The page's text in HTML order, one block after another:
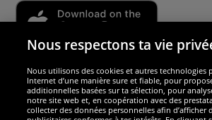
Sécurité
Nous sommes
Nous respectons ta vie
Nous utilisons des cookies et autres technologies
Internet d’une manière sure et fiable, pour
additionnelles basées sur ta sélection, pour
notre site web et, en coopération avec des
collecter des données personnelles afin d’afficher